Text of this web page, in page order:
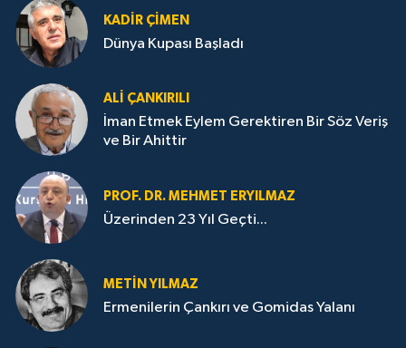
KADIR ÇIMEN
Dünya Kupası Başladı
ALI ÇANKIRILI
İman Etmek Eylem Gerektiren Bir Söz Veriş
ve Bir Ahittir
PROF. DR. MEHMET ERYILMAZ
Üzerinden 23 Yıl Geçti...
METIN YILMAZ
Ermenilerin Çankırı ve Gomidas Yalanı